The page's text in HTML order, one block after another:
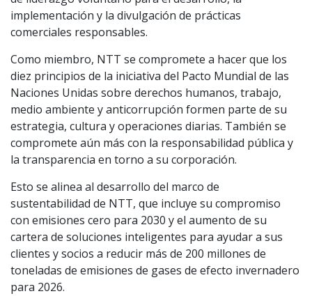
implementación y la divulgación de prácticas
comerciales responsables.
Como miembro, NTT se compromete a hacer que los
diez principios de la iniciativa del Pacto Mundial de las
Naciones Unidas sobre derechos humanos, trabajo,
medio ambiente y anticorrupción formen parte de su
estrategia, cultura y operaciones diarias. También se
compromete aún más con la responsabilidad pública y
la transparencia en torno a su corporación.
Esto se alinea al desarrollo del marco de
sustentabilidad de NTT, que incluye su compromiso
con emisiones cero para 2030 y el aumento de su
cartera de soluciones inteligentes para ayudar a sus
clientes y socios a reducir más de 200 millones de
toneladas de emisiones de gases de efecto invernadero
para 2026.